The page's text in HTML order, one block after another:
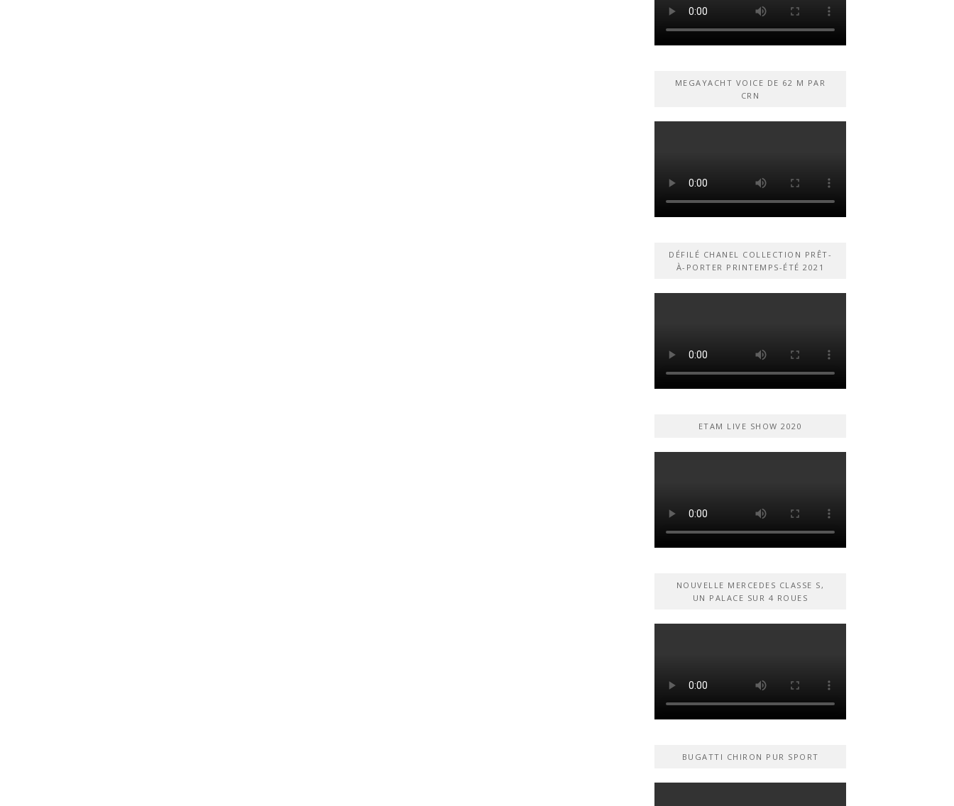
MEGAYACHT VOICE DE 62 M PAR
CRN
DÉFILÉ CHANEL COLLECTION PRÊT-
À-PORTER PRINTEMPS-ÉTÉ 2021
ETAM LIVE SHOW 2020
NOUVELLE MERCEDES CLASSE S,
UN PALACE SUR 4 ROUES
BUGATTI CHIRON PUR SPORT